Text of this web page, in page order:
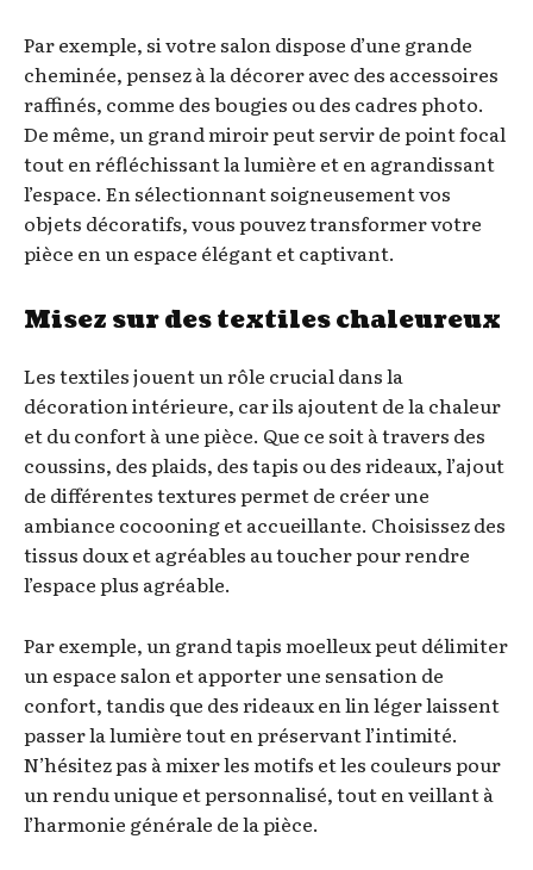
Par exemple, si votre salon dispose d’une grande
cheminée, pensez à la décorer avec des accessoires
raffinés, comme des bougies ou des cadres photo.
De même, un grand miroir peut servir de point focal
tout en réfléchissant la lumière et en agrandissant
l’espace. En sélectionnant soigneusement vos
objets décoratifs, vous pouvez transformer votre
pièce en un espace élégant et captivant.
Misez sur des textiles chaleureux
Les textiles jouent un rôle crucial dans la
décoration intérieure, car ils ajoutent de la chaleur
et du confort à une pièce. Que ce soit à travers des
coussins, des plaids, des tapis ou des rideaux, l’ajout
de différentes textures permet de créer une
ambiance cocooning et accueillante. Choisissez des
tissus doux et agréables au toucher pour rendre
l’espace plus agréable.
Par exemple, un grand tapis moelleux peut délimiter
un espace salon et apporter une sensation de
confort, tandis que des rideaux en lin léger laissent
passer la lumière tout en préservant l’intimité.
N’hésitez pas à mixer les motifs et les couleurs pour
un rendu unique et personnalisé, tout en veillant à
l’harmonie générale de la pièce.